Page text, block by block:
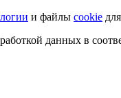
и файлы cookie
данных в